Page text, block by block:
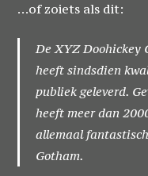
…of zoiets als dit:
De XYZ Doohickey
heeft sindsdien
publiek geleverd.
heeft meer dan
allemaal
Gotham.